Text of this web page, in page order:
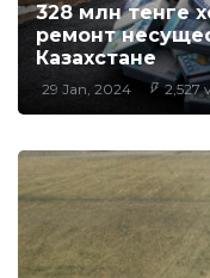
328 млн тенге
ремонт
Казахстане
29 Jan, 2024 2,527